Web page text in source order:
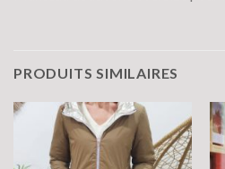
PRODUITS SIMILAIRES